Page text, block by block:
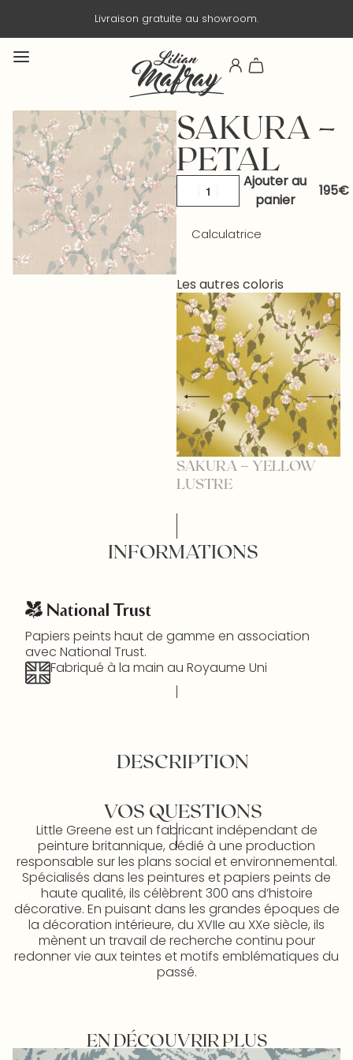
Livraison gratuite au showroom.
SAKURA –
PETAL
Ajouter au
panier
Calculatrice
Les autres coloris
SAKURA – YELLOW
LUSTRE
INFORMATIONS
Papiers peints haut de gamme en association
avec National Trust.
Fabriqué à la main au Royaume Uni
DESCRIPTION
VOS QUESTIONS
Little Greene est un fabricant indépendant de
peinture britannique, dédié à une production
responsable sur les plans social et environnemental.
Spécialisés dans les peintures et papiers peints de
haute qualité, ils célèbrent 300 ans d’histoire
décorative. En puisant dans les grandes époques de
la décoration intérieure, du XVIIe au XXe siècle, ils
mènent un travail de recherche continu pour
redonner vie aux teintes et motifs emblématiques du
passé.
EN DÉCOUVRIR PLUS